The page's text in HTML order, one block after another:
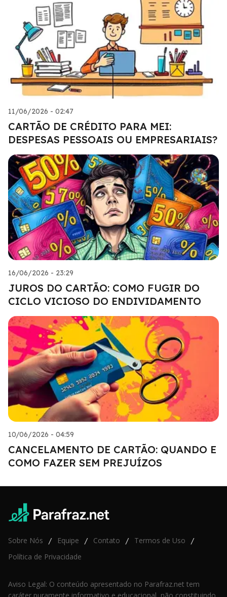
11/06/2026 - 02:47
CARTÃO DE CRÉDITO PARA MEI:
DESPESAS PESSOAIS OU EMPRESARIAIS?
16/06/2026 - 23:29
JUROS DO CARTÃO: COMO FUGIR DO
CICLO VICIOSO DO ENDIVIDAMENTO
10/06/2026 - 04:59
CANCELAMENTO DE CARTÃO: QUANDO E
COMO FAZER SEM PREJUÍZOS
Sobre Nós / Equipe / Contato / Termos de Uso /
Política de Privacidade
Aviso Legal: O conteúdo apresentado no Parafraz.net tem